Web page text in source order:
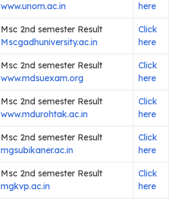
www.unom.ac.in
here
Msc 2nd semester Result
Mscgadhuniversity.ac.in
Click
here
Msc 2nd semester Result
www.mdsuexam.org
Click
here
Msc 2nd semester Result
www.mdurohtak.ac.in
Click
here
Msc 2nd semester Result
mgsubikaner.ac.in
Click
here
Msc 2nd semester Result
mgkvp.ac.in
Click
here